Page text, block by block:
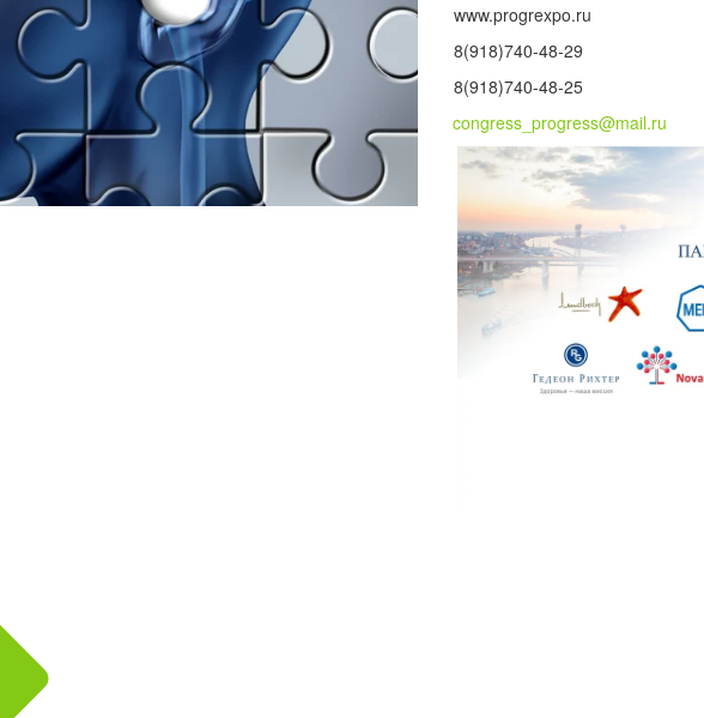
www.progrexpo.ru
8(918)740-48-29
8(918)740-48-25
congress_progress@mail.ru